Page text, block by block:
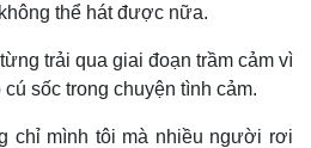
thể hát được nữa.
trải qua giai đoạn trầm cảm vì
sốc trong chuyện tình cảm.
chỉ mình tôi mà nhiều người rơi